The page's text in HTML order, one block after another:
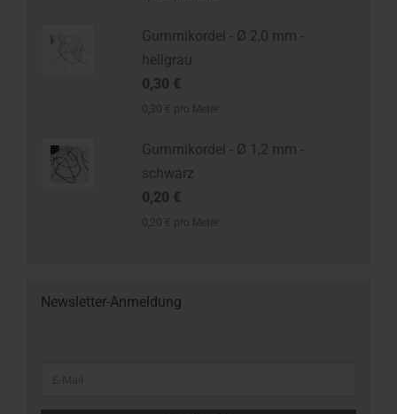
Gummikordel - Ø 2,0 mm -
hellgrau
0,30 €
Gummikordel - Ø 1,2 mm -
schwarz
0,20 €
Newsletter-Anmeldung